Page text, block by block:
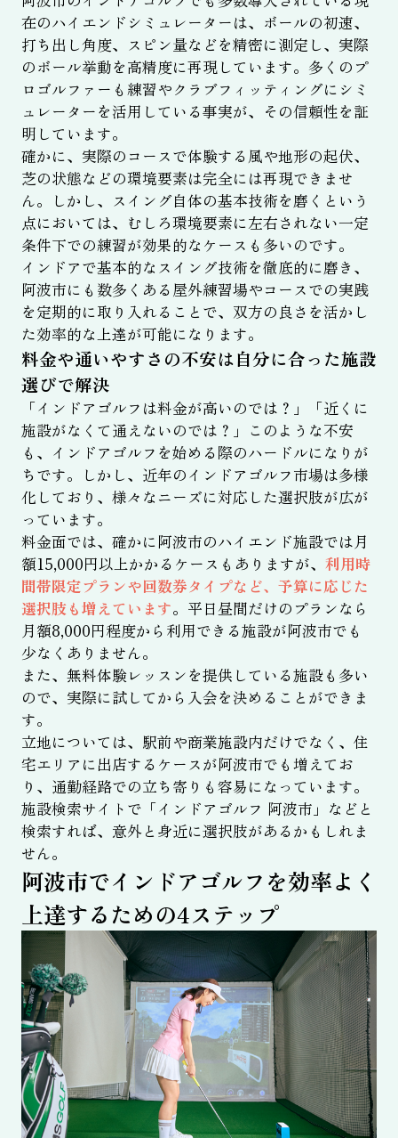
在のハイエンドシミュレーターは、ボールの初速、
打ち出し角度、スピン量などを精密に測定し、実際
のボール挙動を高精度に再現しています。多くのプ
ロゴルファーも練習やクラブフィッティングにシミ
ュレーターを活用している事実が、その信頼性を証
明しています。
確かに、実際のコースで体験する風や地形の起伏、
芝の状態などの環境要素は完全には再現できませ
ん。しかし、スイング自体の基本技術を磨くという
点においては、むしろ環境要素に左右されない一定
条件下での練習が効果的なケースも多いのです。
インドアで基本的なスイング技術を徹底的に磨き、
阿波市にも数多くある屋外練習場やコースでの実践
を定期的に取り入れることで、双方の良さを活かし
た効率的な上達が可能になります。
料金や通いやすさの不安は自分に合った施設
選びで解決
「インドアゴルフは料金が高いのでは？」「近くに
施設がなくて通えないのでは？」このような不安
も、インドアゴルフを始める際のハードルになりが
ちです。しかし、近年のインドアゴルフ市場は多様
化しており、様々なニーズに対応した選択肢が広が
っています。
料金面では、確かに阿波市のハイエンド施設では月
額15,000円以上かかるケースもありますが、 利用時
間帯限定プランや回数券タイプなど、予算に応じた
選択肢も増えています。平日昼間だけのプランなら
月額8,000円程度から利用できる施設が阿波市でも
少なくありません。
また、無料体験レッスンを提供している施設も多い
ので、実際に試してから入会を決めることができま
す。
立地については、駅前や商業施設内だけでなく、住
宅エリアに出店するケースが阿波市でも増えてお
り、通勤経路での立ち寄りも容易になっています。
施設検索サイトで「インドアゴルフ 阿波市」などと
検索すれば、意外と身近に選択肢があるかもしれま
せん。
阿波市でインドアゴルフを効率よく
上達するための4ステップ